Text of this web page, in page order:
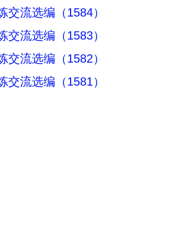
交流选编（1584）
交流选编（1583）
交流选编（1582）
交流选编（1581）